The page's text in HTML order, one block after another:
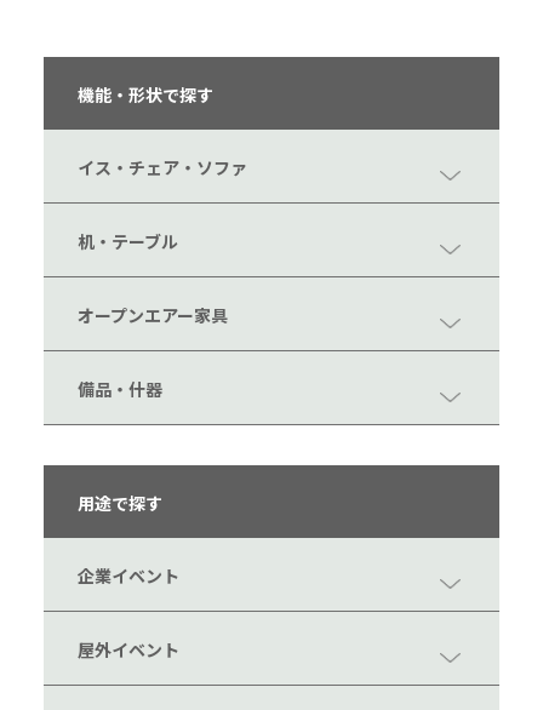
機能・形状で探す
イス・チェア・ソファ
机・テーブル
オープンエアー家具
備品・什器
用途で探す
企業イベント
屋外イベント